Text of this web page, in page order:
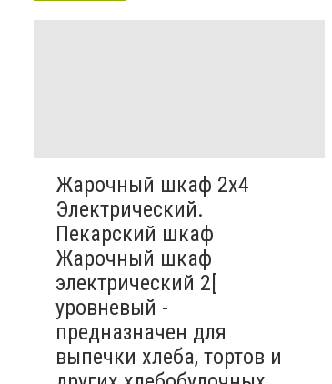
Жарочный шкаф 2х4
Электрический.
Пекарский шкаф
Жарочный шкаф
электрический 2[
уровневый -
предназначен для
выпечки хлеба, тортов и